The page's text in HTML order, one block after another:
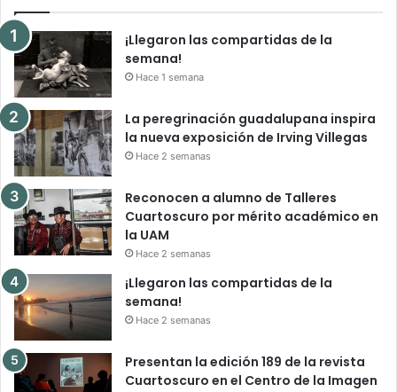
¡Llegaron las compartidas de la
semana!
Hace 1 semana
La peregrinación guadalupana inspira
la nueva exposición de Irving Villegas
Hace 2 semanas
Reconocen a alumno de Talleres
Cuartoscuro por mérito académico en
la UAM
Hace 2 semanas
¡Llegaron las compartidas de la
semana!
Hace 2 semanas
Presentan la edición 189 de la revista
Cuartoscuro en el Centro de la Imagen